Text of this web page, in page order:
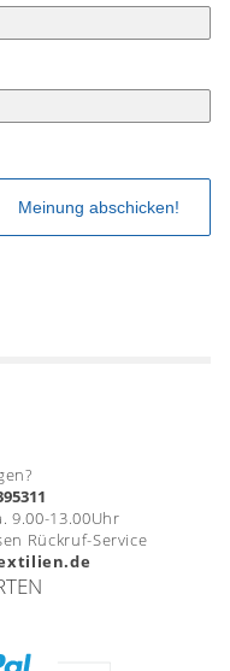
9.00-13.00Uhr
Rückruf-Service